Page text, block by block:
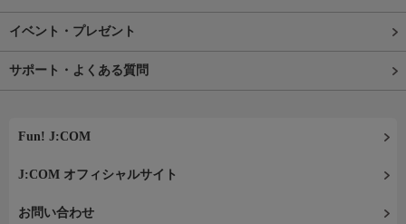
イベント・プレゼント
サポート・よくある質問
Fun! J:COM
J:COM オフィシャルサイト
お問い合わせ